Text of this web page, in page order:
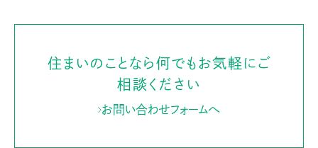
住まいのことなら何でもお気軽にご
相談ください
お問い合わせフォームへ